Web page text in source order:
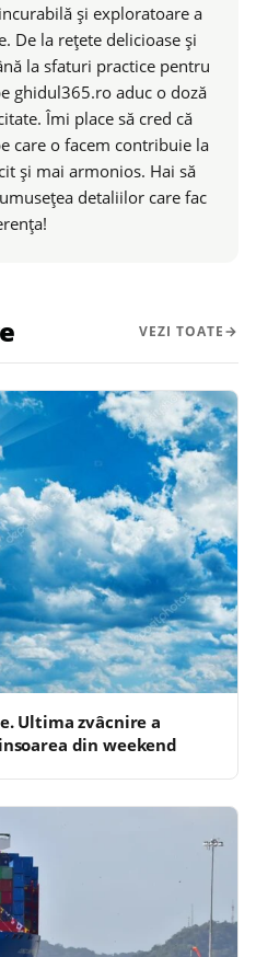
și exploratoare a
De la rețete delicioase și
la sfaturi practice pentru
ghidul365.ro aduc o doză
Îmi place să cred că
care o facem contribuie la
și mai armonios. Hai să
detaliilor care fac
VEZI TOATE
Ultima zvâcnire a
din weekend